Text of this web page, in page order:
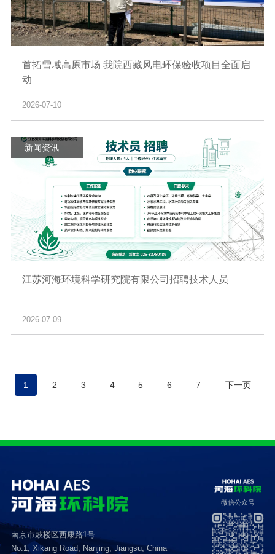
首拓雪域高原市场 我院西藏风电环保验收项目全面启
动
2026-07-10
新闻资讯
江苏河海环境科学研究院有限公司招聘技术人员
2026-07-09
1 2 3 4 5 6 7 下一页
南京市鼓楼区西康路1号
No.1, Xikang Road, Nanjing, Jiangsu, China
微信公众号